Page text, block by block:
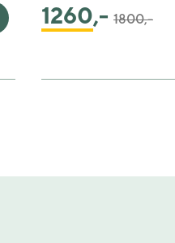
Legg i handlekurv
1260,- 1800,-